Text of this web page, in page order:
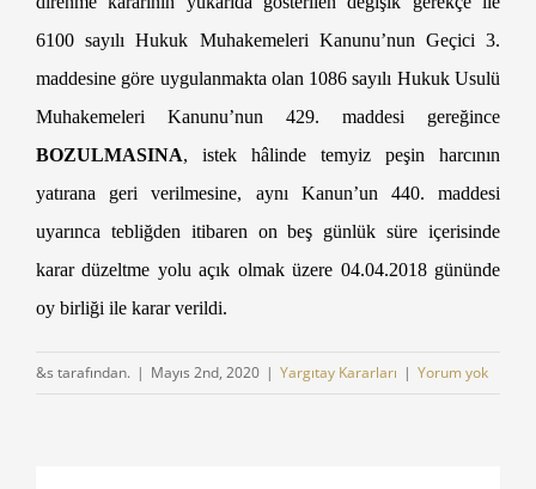
6100 sayılı Hukuk Muhakemeleri Kanunu’nun Geçici 3.
maddesine göre uygulanmakta olan 1086 sayılı Hukuk Usulü
Muhakemeleri Kanunu’nun 429. maddesi gereğince
BOZULMASINA, istek hâlinde temyiz peşin harcının
yatırana geri verilmesine, aynı Kanun’un 440. maddesi
uyarınca tebliğden itibaren on beş günlük süre içerisinde
karar düzeltme yolu açık olmak üzere 04.04.2018 gününde
oy birliği ile karar verildi.
&s tarafından. | Mayıs 2nd, 2020 | Yargıtay Kararları | Yorum yok